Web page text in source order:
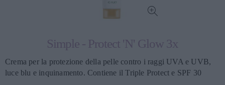
Simple - Protect 'N' Glow 3x
Crema per la protezione della pelle contro i raggi UVA e UVB,
luce blu e inquinamento. Contiene il Triple Protect e SPF 30